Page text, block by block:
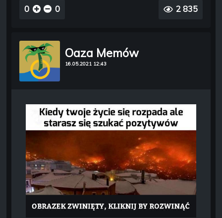
0 0 2 835
Oaza Memów
16.05.2021 12:43